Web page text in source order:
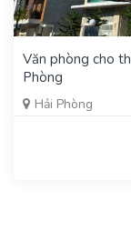
Văn phòng cho
Phòng
Hải Phòng